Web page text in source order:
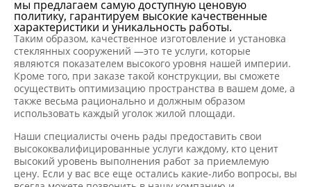
мы предлагаем самую доступную ценовую
политику, гарантируем высокие качественные
характеристики и уникальность работы.
Таким образом, качественное изготовление и установка
стеклянных сооружений —это те услуги, которые
являются показателем высокого уровня нашей империи.
Кроме того, при заказе такой конструкции, вы сможете
осуществить оптимизацию пространства в вашем доме, а
также весьма рационально и должным образом
использовать каждый уголок жилой площади.
Наши специалисты очень рады предоставить свои
высококвалифицированные услуги каждому, кто ценит
высокий уровень выполнения работ за приемлемую
цену. Если у вас все еще остались какие-либо вопросы, вы